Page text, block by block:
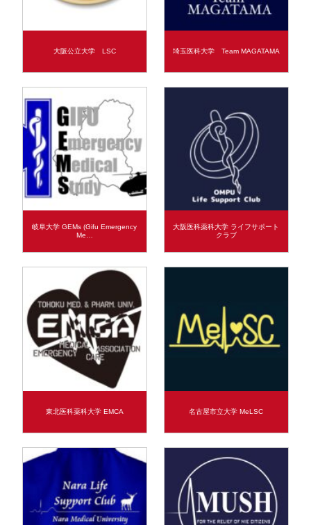
大阪公立大学 LSC 埼玉医科大学 Team MAGATAMA
岐阜大学 GEMs (Gifu Emergency
Me…
大阪医科薬科大学 ライフサポート
クラブ
東北医科薬科大学 EMCA 名古屋市立大学 MeLSC